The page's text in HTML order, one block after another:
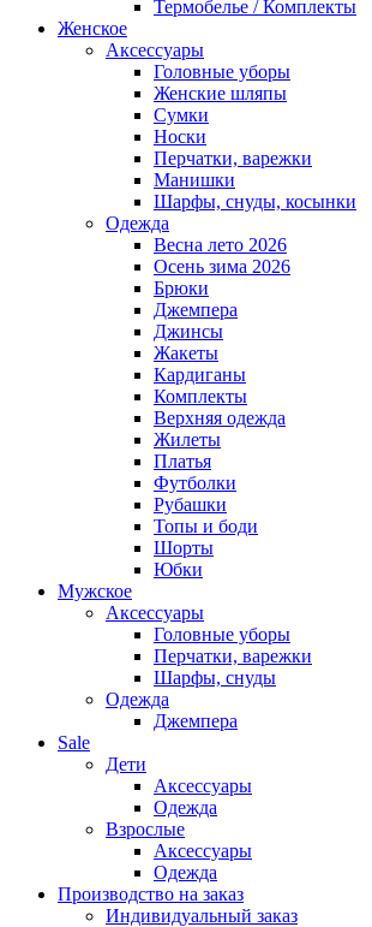
Термобелье / Комплекты
Женское
Аксессуары
Головные уборы
Женские шляпы
Сумки
Носки
Перчатки, варежки
Манишки
Шарфы, снуды, косынки
Одежда
Весна лето 2026
Осень зима 2026
Брюки
Джемпера
Джинсы
Жакеты
Кардиганы
Комплекты
Верхняя одежда
Жилеты
Платья
Футболки
Рубашки
Топы и боди
Шорты
Юбки
Мужское
Аксессуары
Головные уборы
Перчатки, варежки
Шарфы, снуды
Одежда
Джемпера
Sale
Дети
Аксессуары
Одежда
Взрослые
Аксессуары
Одежда
Производство на заказ
Индивидуальный заказ